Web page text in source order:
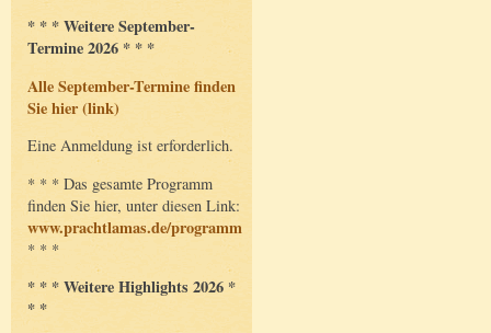
* * * Weitere September-
Termine 2026 * * *
Alle September-Termine finden
Sie hier (link)
Eine Anmeldung ist erforderlich.
* * * Das gesamte Programm
finden Sie hier, unter diesen Link:
www.prachtlamas.de/programm
* * *
* * * Weitere Highlights 2026 *
* *